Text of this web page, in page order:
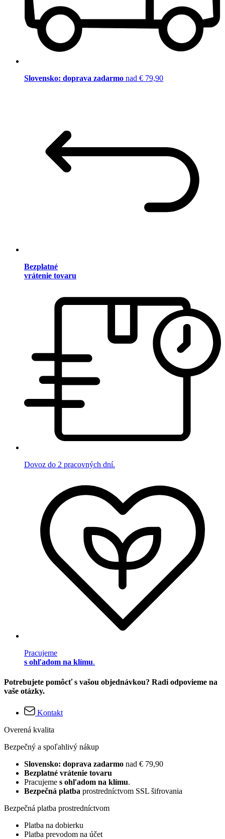
Slovensko: doprava zadarmo nad € 79,90
Bezplatné
vrátenie tovaru
Dovoz do 2 pracovných dní.
Pracujeme
s ohľadom na klímu.
Potrebujete pomôcť s vašou objednávkou? Radi odpovieme na
vaše otázky.
Kontakt
Overená kvalita
Bezpečný a spoľahlivý nákup
Slovensko: doprava zadarmo nad € 79,90
Bezplatné vrátenie tovaru
Pracujeme s ohľadom na klímu.
Bezpečná platba prostredníctvom SSL šifrovania
Bezpečná platba prostredníctvom
Platba na dobierku
Platba prevodom na účet